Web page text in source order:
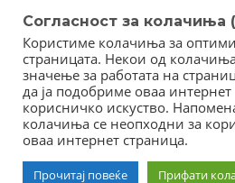
Copyright © 2018 - Member
Member of Clip Media
Согласност за колачиња
Користиме колачиња за
страницата. Некои од
значење за работата на
да ја подобриме оваа
корисничко искуство.
колачиња се неопходни за
оваа интернет страница.
Прочитај повеќе Прифати